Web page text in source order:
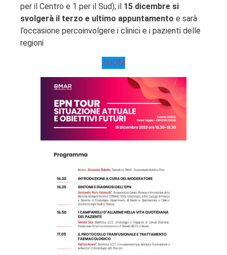
per il Centro e 1 per il Sud); il 15 dicembre si
svolgerà il terzo e ultimo appuntamento e sarà
l’occasione percoinvolgere i clinici e i pazienti delle
regioni
ZOOM